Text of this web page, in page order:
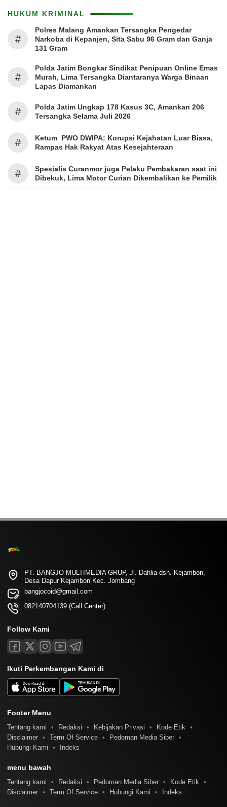
HUKUM KRIMINAL
#
Polres Malang Amankan Tersangka Pengedar
Narkoba di Kepanjen, Sita Sabu 96 Gram dan Ganja
131 Gram
#
Polda Jatim Bongkar Sindikat Penipuan Online Emas
Murah, Lima Tersangka Diantaranya Warga Binaan
Lapas Diamankan
#
Polda Jatim Ungkap 178 Kasus 3C, Amankan 206
Tersangka Selama Juli 2026
#
Ketum PWO DWIPA: Korupsi Kejahatan Luar Biasa,
Rampas Hak Rakyat Atas Kesejahteraan
#
Spesialis Curanmor juga Pelaku Pembakaran saat ini
Dibekuk, Lima Motor Curian Dikembalikan ke Pemilik
PT. BANGJO MULTIMEDIA GRUP, Jl. Dahlia dsn. Kejambon,
Desa Dapur Kejambon Kec. Jombang
bangjocoid@gmail.com
082140704139 (Call Center)
Follow Kami
Ikuti Perkembangan Kami di
Footer Menu
Tentang kami Redaksi Kebijakan Privasi
Kode Etik
Disclaimer
Term Of Service
Pedoman Media Siber
Hubungi Kami
Indeks
menu bawah
Tentang kami Redaksi Pedoman Media Siber
Kode Etik
Disclaimer
Term Of Service Hubungi Kami Indeks